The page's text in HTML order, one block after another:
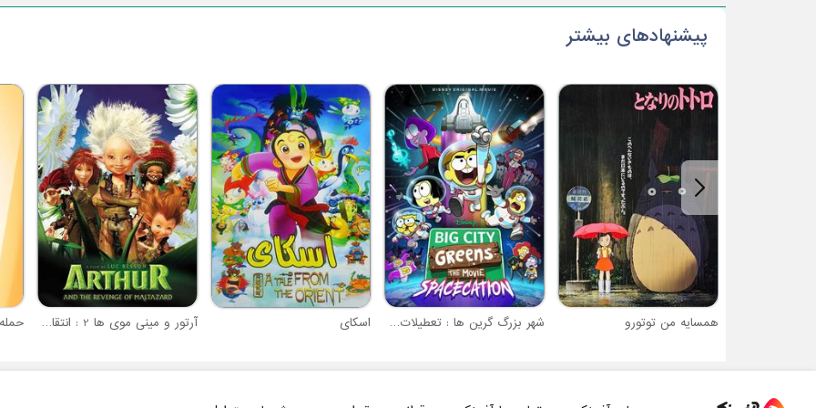
پیشنهادهای بیشتر
همسایه من توتورو شهر بزرگ گرین ها : تعطیلات فضایی اسکای آرتور و مینی موی ها 2 : انتقام مالتازاردها